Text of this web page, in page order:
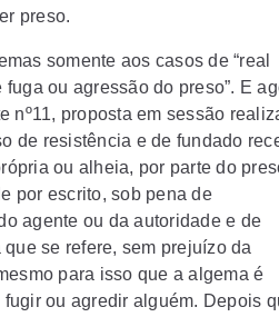
preso.
somente aos casos de “real
ou agressão do preso”. E
nº11, proposta em sessão
de resistência e de fundado
ou alheia, por parte do
por escrito, sob pena de
agente ou da autoridade e de
se refere, sem prejuízo da
para isso que a algema é
ou agredir alguém. Depois